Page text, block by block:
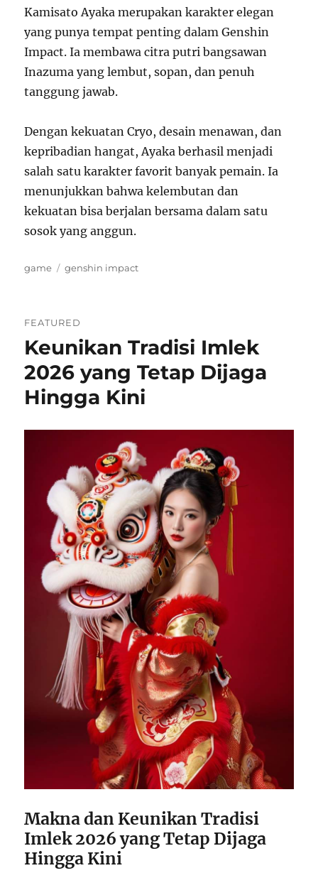
Kamisato Ayaka merupakan karakter elegan
yang punya tempat penting dalam Genshin
Impact. Ia membawa citra putri bangsawan
Inazuma yang lembut, sopan, dan penuh
tanggung jawab.
Dengan kekuatan Cryo, desain menawan, dan
kepribadian hangat, Ayaka berhasil menjadi
salah satu karakter favorit banyak pemain. Ia
menunjukkan bahwa kelembutan dan
kekuatan bisa berjalan bersama dalam satu
sosok yang anggun.
Categories
game Tags
genshin impact
FEATURED
Keunikan Tradisi Imlek
2026 yang Tetap Dijaga
Hingga Kini
Makna dan Keunikan Tradisi
Imlek 2026 yang Tetap Dijaga
Hingga Kini